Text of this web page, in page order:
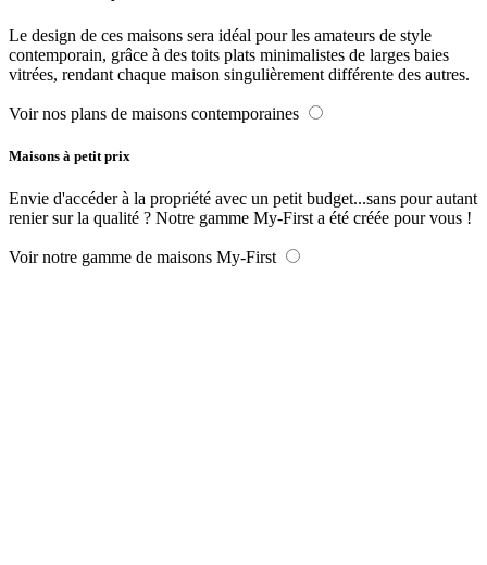
Le design de ces maisons sera idéal pour les amateurs de style
contemporain, grâce à des toits plats minimalistes de larges baies
vitrées, rendant chaque maison singulièrement différente des autres.
Voir nos plans de maisons contemporaines
Maisons à petit prix
Envie d'accéder à la propriété avec un petit budget...sans pour autant
renier sur la qualité ? Notre gamme My-First a été créée pour vous !
Voir notre gamme de maisons My-First